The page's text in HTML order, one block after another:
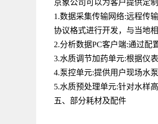
京象公司可以为客户提供定
1.数据采集传输网络:远程传
协议格式进行开发，与当地
2.分析数据PC客户端:通过配
3.水质调节加药单元:根据仪
4.泵控单元:提供用户现场水
5.水质预处理单元:针对水样
五、部分耗材及配件